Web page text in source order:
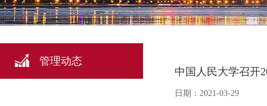
管理动态
中国人民大学召开
日期：2021-03-29